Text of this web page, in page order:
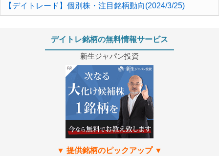
【デイトレード】個別株・注目銘柄動向(2024/3/25)
デイトレ銘柄の無料情報サービス
新生ジャパン投資